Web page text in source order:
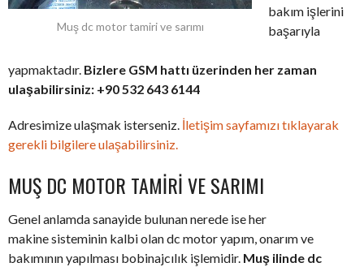
Muş dc motor tamiri ve sarımı
bakım işlerini
başarıyla
yapmaktadır. Bizlere GSM hattı üzerinden her zaman
ulaşabilirsiniz: +90 532 643 6144
Adresimize ulaşmak isterseniz. İletişim sayfamızı tıklayarak
gerekli bilgilere ulaşabilirsiniz.
MUŞ DC MOTOR TAMIRI VE SARIMI
Genel anlamda sanayide bulunan nerede ise her
makine sisteminin kalbi olan dc motor yapım, onarım ve
bakımının yapılması bobinajcılık işlemidir. Muş ilinde dc